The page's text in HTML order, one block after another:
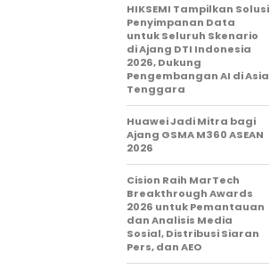
HIKSEMI Tampilkan Solusi
Penyimpanan Data
untuk Seluruh Skenario
di Ajang DTI Indonesia
2026, Dukung
Pengembangan AI di Asia
Tenggara
Huawei Jadi Mitra bagi
Ajang GSMA M360 ASEAN
2026
Cision Raih MarTech
Breakthrough Awards
2026 untuk Pemantauan
dan Analisis Media
Sosial, Distribusi Siaran
Pers, dan AEO